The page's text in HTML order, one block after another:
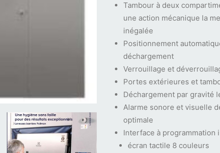
Tambour à deux
une action mécanique la
inégalée
Positionnement
déchargement
Verrouillage et
Portes extérieures et
Déchargement par gravité
Alarme sonore et visuelle
optimale
Interface à programmation
écran tactile 8 couleurs